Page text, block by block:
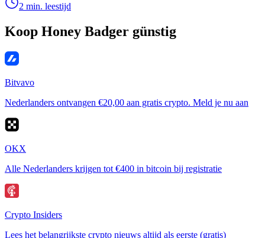
2 min. leestijd
Koop Honey Badger günstig
Bitvavo
Nederlanders ontvangen €20,00 aan gratis crypto. Meld je nu aan
OKX
Alle Nederlanders krijgen tot €400 in bitcoin bij registratie
Crypto Insiders
Lees het belangrijkste crypto nieuws altijd als eerste (gratis)